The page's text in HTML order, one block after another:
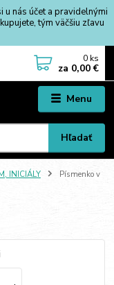
u nás účet a pravidelnými
tým väčšiu zľavu
Menu
Hľadať
0 ks
za 0,00 €
INICIÁLY
Písmenko v